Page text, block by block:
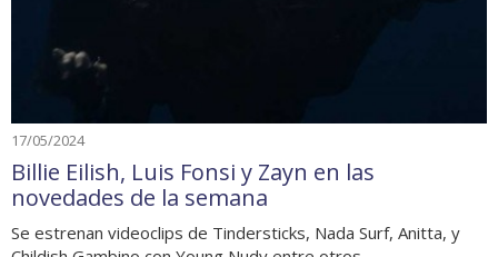
17/05/2024
Billie Eilish, Luis Fonsi y Zayn en las
novedades de la semana
Se estrenan videoclips de Tindersticks, Nada Surf, Anitta, y